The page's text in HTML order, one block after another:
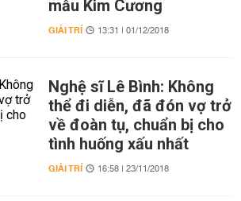
mẫu Kim Cương
GIẢI TRÍ 13:31 | 01/12/2018
Nghệ sĩ Lê Bình: Không
thể đi diễn, đã đón vợ trở
về đoàn tụ, chuẩn bị cho
tình huống xấu nhất
GIẢI TRÍ 16:58 | 23/11/2018